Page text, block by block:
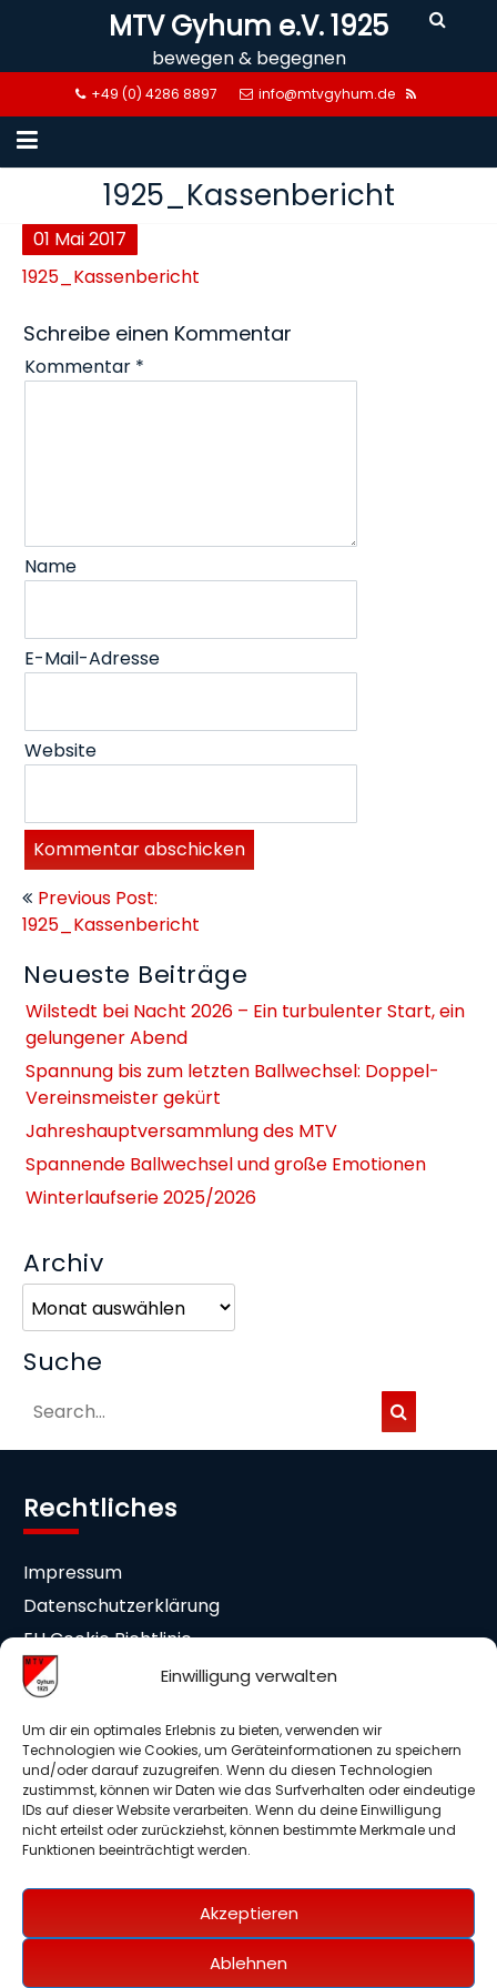
Einwilligung verwalten
Um dir ein optimales Erlebnis zu bieten, verwenden wir
Technologien wie Cookies, um Geräteinformationen zu speichern
und/oder darauf zuzugreifen. Wenn du diesen Technologien
zustimmst, können wir Daten wie das Surfverhalten oder eindeutige
IDs auf dieser Website verarbeiten. Wenn du deine Einwilligung
nicht erteilst oder zurückziehst, können bestimmte Merkmale und
Funktionen beeinträchtigt werden.
Akzeptieren
Ablehnen
MTV Gyhum e.V. 1925
bewegen & begegnen
+49 (0) 4286 8897 info@mtvgyhum.de
1925_Kassenbericht
01 Mai2017
1925_Kassenbericht
Schreibe einen Kommentar
Kommentar *
Name
E-Mail-Adresse
Website
Beitragsnavigation
Previous Post:
1925_Kassenbericht
Neueste Beiträge
Wilstedt bei Nacht 2026 – Ein turbulenter Start, ein
gelungener Abend
Spannung bis zum letzten Ballwechsel: Doppel-
Vereinsmeister gekürt
Jahreshauptversammlung des MTV
Spannende Ballwechsel und große Emotionen
Winterlaufserie 2025/2026
Archiv
Suche
Rechtliches
Impressum
Datenschutzerklärung
EU Cookie Richtlinie
Cookie-Einstellungen
Mitgliedschaft
Beitrittserklärung
Medieneinwilligung
Mitglieder Info DSGVO
Auslagenerstattung
Unterstütze uns